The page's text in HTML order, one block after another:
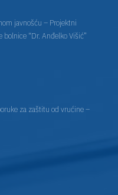
javnošću – Projektni
bolnice “Dr. Anđelko Višić”
za zaštitu od vrućine –